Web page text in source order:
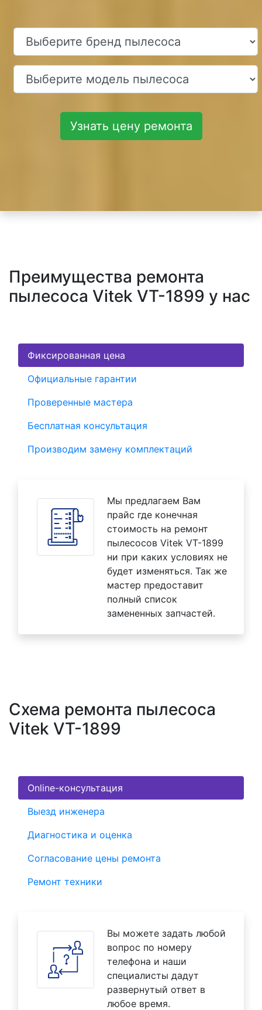
Узнать цену ремонта
Преимущества ремонта
пылесоса Vitek VT-1899 у нас
Фиксированная цена
Официальные гарантии
Проверенные мастера
Бесплатная консультация
Производим замену комплектаций
Мы предлагаем Вам
прайс где конечная
стоимость на ремонт
пылесосов Vitek VT-1899
ни при каких условиях не
будет изменяться. Так же
мастер предоставит
полный список
замененных запчастей.
Схема ремонта пылесоса
Vitek VT-1899
Online-консультация
Выезд инженера
Диагностика и оценка
Согласование цены ремонта
Ремонт техники
Вы можете задать любой
вопрос по номеру
телефона и наши
специалисты дадут
развернутый ответ в
любое время.